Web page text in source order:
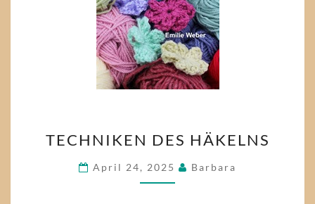
DES
HÄKELNS
TECHNIKEN DES HÄKELNS
April 24, 2025 Barbara